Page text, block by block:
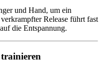
und Hand, um ein
Release führt fast
die Entspannung.